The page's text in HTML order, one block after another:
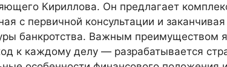
Кириллова. Он предлагает
с первичной консультации и
банкротства. Важным преимуществом
к каждому делу — разрабатывается